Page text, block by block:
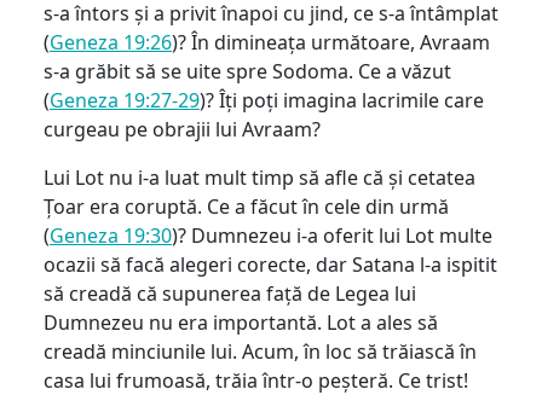
s-a întors și a privit înapoi cu jind, ce s-a întâmplat
(Geneza 19:26)? În dimineața următoare, Avraam
s-a grăbit să se uite spre Sodoma. Ce a văzut
(Geneza 19:27-29)? Îți poți imagina lacrimile care
curgeau pe obrajii lui Avraam?
Lui Lot nu i-a luat mult timp să afle că și cetatea
Țoar era coruptă. Ce a făcut în cele din urmă
(Geneza 19:30)? Dumnezeu i-a oferit lui Lot multe
ocazii să facă alegeri corecte, dar Satana l-a ispitit
să creadă că supunerea față de Legea lui
Dumnezeu nu era importantă. Lot a ales să
creadă minciunile lui. Acum, în loc să trăiască în
casa lui frumoasă, trăia într-o peșteră. Ce trist!